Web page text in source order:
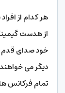
هر کدام از
از هدست
خود صدای قدم
دیگر می
تمام فرکانس